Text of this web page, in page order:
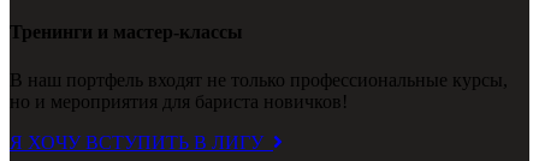
Тренинги и мастер-классы
В наш портфель входят не только профессиональные курсы,
но и мероприятия для бариста новичков!
Я ХОЧУ ВСТУПИТЬ В ЛИГУ